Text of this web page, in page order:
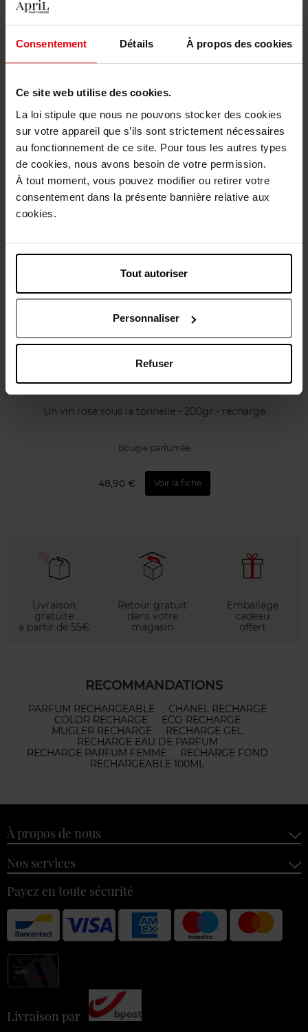
Consentement Détails À propos des cookies
Ce site web utilise des cookies.
La loi stipule que nous ne pouvons stocker des cookies
sur votre appareil que s’ils sont strictement nécessaires
au fonctionnement de ce site. Pour tous les autres types
de cookies, nous avons besoin de votre permission.
À tout moment, vous pouvez modifier ou retirer votre
consentement dans la présente bannière relative aux
cookies.
Tout autoriser
Personnaliser
Refuser
Description
Conseil d'utilisation
Caractéristiques
Avis client
Vous aimerez peut-être
ROSE ET MARIUS
Un vin rosé sous la tonnelle - 200gr - recharge
Bougie parfumée
48,90 € Voir la fiche
Livraison
gratuite
à partir de 55€
Retour gratuit
dans votre
magasin
Emballage
cadeau
offert
RECOMMANDATIONS
PARFUM RECHARGEABLE
CHANEL RECHARGE
COLOR RECHARGE
ECO RECHARGE
MUGLER RECHARGE
RECHARGE GEL
RECHARGE EAU DE PARFUM
RECHARGE PARFUM FEMME
RECHARGE FOND
RECHARGEABLE 100ML
À propos de nous
Nos services
Payez en toute sécurité
Livraison par